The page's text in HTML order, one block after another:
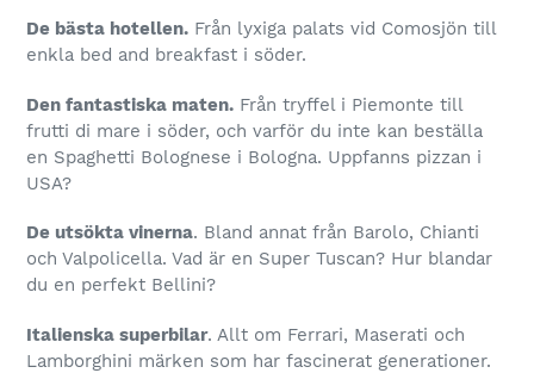
De bästa hotellen. Från lyxiga palats vid Comosjön till
enkla bed and breakfast i söder.
Den fantastiska maten. Från tryffel i Piemonte till
frutti di mare i söder, och varför du inte kan beställa
en Spaghetti Bolognese i Bologna. Uppfanns pizzan i
USA?
De utsökta vinerna. Bland annat från Barolo, Chianti
och Valpolicella. Vad är en Super Tuscan? Hur blandar
du en perfekt Bellini?
Italienska superbilar. Allt om Ferrari, Maserati och
Lamborghini märken som har fascinerat generationer.